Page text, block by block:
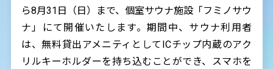
ら8月31日（日）まで、個室サウナ施設「フミノサウ
ナ」にて開催いたします。期間中、サウナ利用者
は、無料貸出アメニティとしてICチップ内蔵のアク
リルキーホルダーを持ち込むことができ、スマホを